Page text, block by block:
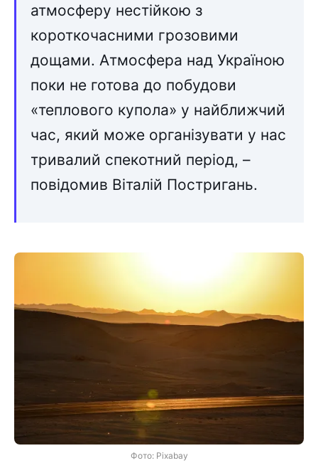
атмосферу нестійкою з
короткочасними грозовими
дощами. Атмосфера над Україною
поки не готова до побудови
«теплового купола» у найближчий
час, який може організувати у нас
тривалий спекотний період, –
повідомив Віталій Постригань.
Фото: Pixabay